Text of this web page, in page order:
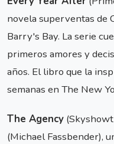
novela superventas de
Barry's Bay. La serie
primeros amores y
años. El libro que la
semanas en The New
The Agency
(Michael Fassbender),